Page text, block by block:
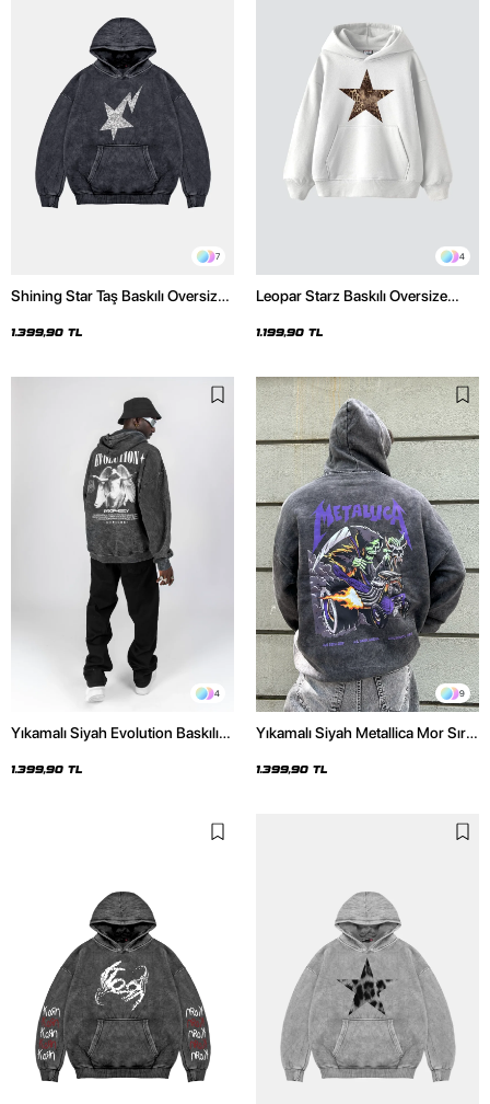
7
Shining Star Taş Baskılı Oversize
Hoodie
1.399,90 TL
4
Leopar Starz Baskılı Oversize
1.199,90 TL
4
Yıkamalı Siyah Evolution Baskılı
Hoodie
1.399,90 TL
9
Yıkamalı Siyah Metallica Mor Sırt
Hoodie
1.399,90 TL